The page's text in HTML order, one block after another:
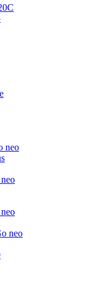
neo
neo